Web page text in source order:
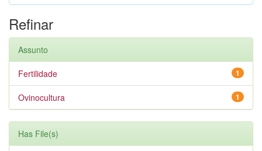
Refinar
Assunto
1
Fertilidade
1
Ovinocultura
Has File(s)